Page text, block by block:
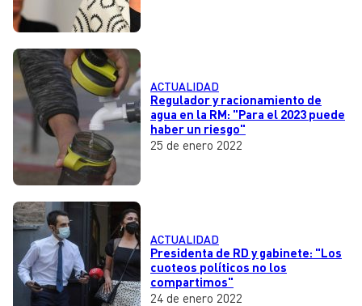
ACTUALIDAD
Regulador y racionamiento de
agua en la RM: "Para el 2023 puede
haber un riesgo"
25 de enero 2022
ACTUALIDAD
Presidenta de RD y gabinete: "Los
cuoteos políticos no los
compartimos"
24 de enero 2022